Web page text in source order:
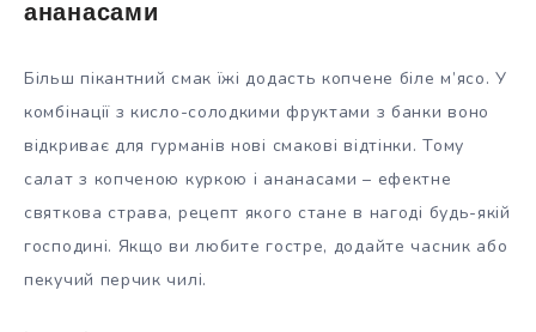
ананасами
Більш пікантний смак їжі додасть копчене біле м’ясо. У
комбінації з кисло-солодкими фруктами з банки воно
відкриває для гурманів нові смакові відтінки. Тому
салат з копченою куркою і ананасами – ефектне
святкова страва, рецепт якого стане в нагоді будь-якій
господині. Якщо ви любите гостре, додайте часник або
пекучий перчик чилі.